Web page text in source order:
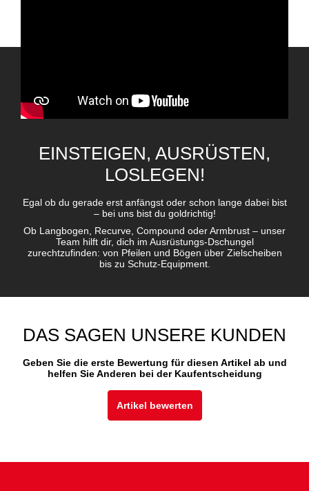
EINSTEIGEN, AUSRÜSTEN,
LOSLEGEN!
Egal ob du gerade erst anfängst oder schon lange dabei bist
– bei uns bist du goldrichtig!
Ob Langbogen, Recurve, Compound oder Armbrust – unser
Team hilft dir, dich im Ausrüstungs-Dschungel
zurechtzufinden: von Pfeilen und Bögen über Zielscheiben
bis zu Schutz-Equipment.
DAS SAGEN UNSERE KUNDEN
Geben Sie die erste Bewertung für diesen Artikel ab und
helfen Sie Anderen bei der Kaufentscheidung
Artikel bewerten